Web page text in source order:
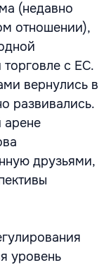
(недавно
отношении),
с ЕС.
вернулись в
развивались.
арене
друзьями,
уровень